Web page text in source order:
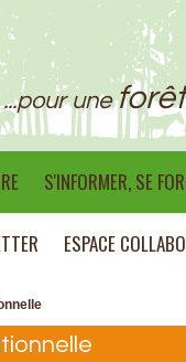
...pour une
S'INFORMER, SE
ESPACE